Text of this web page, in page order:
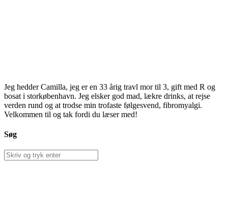
Jeg hedder Camilla, jeg er en 33 årig travl mor til 3, gift med R og
bosat i storkøbenhavn. Jeg elsker god mad, lækre drinks, at rejse
verden rund og at trodse min trofaste følgesvend, fibromyalgi.
Velkommen til og tak fordi du læser med!
Søg